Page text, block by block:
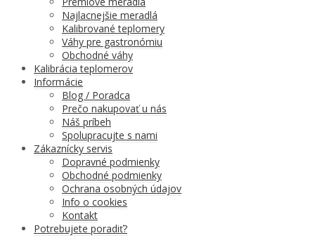
Najlacnejšie meradlá
Kalibrované teplomery
Váhy pre gastronómiu
Obchodné váhy
Kalibrácia teplomerov
Informácie
Blog / Poradca
Prečo nakupovať u nás
Náš príbeh
Spolupracujte s nami
Zákaznícky servis
Dopravné podmienky
Obchodné podmienky
Ochrana osobných údajov
Info o cookies
Kontakt
Potrebujete poradiť?